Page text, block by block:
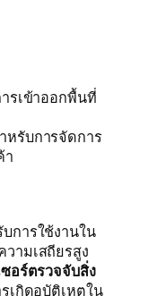
รเข้าออกพื้นที่
หรับการจัดการ
า
การใช้งานใน
ามเสถียรสูง
อร์ตรวจจับสิ่ง
เกิดอุบัติเหตุใน